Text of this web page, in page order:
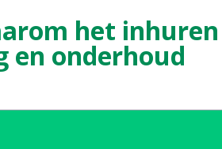
het
en onderhoud